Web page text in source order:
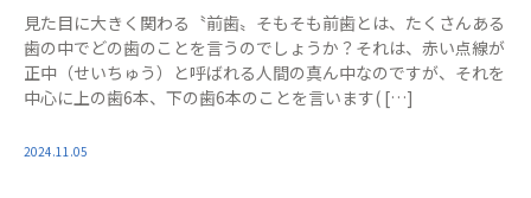
見た目に大きく関わる〝前歯〟そもそも前歯とは、たくさんある
歯の中でどの歯のことを言うのでしょうか？それは、赤い点線が
正中（せいちゅう）と呼ばれる人間の真ん中なのですが、それを
中心に上の歯6本、下の歯6本のことを言います( […]
2024.11.05